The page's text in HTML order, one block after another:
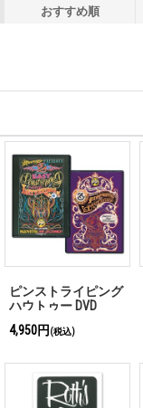
おすすめ順
ピンストライピング
ハウトゥー DVD
4,950円 (税込)